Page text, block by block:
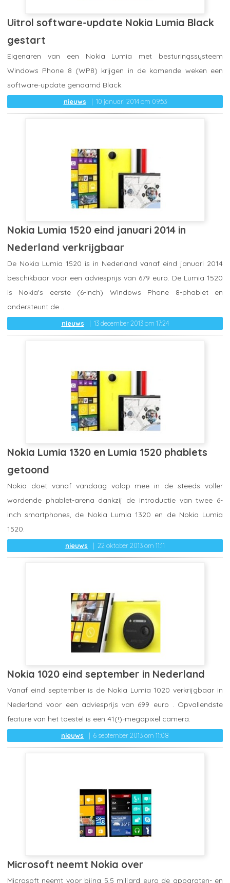
Uitrol software-update Nokia Lumia Black
gestart
nieuws 10 januari 2014 om 09:53
Eigenaren van een Nokia Lumia met besturingssysteem
Windows Phone 8 (WP8) krijgen in de komende weken een
software-update genaamd Black.
Nokia Lumia 1520 eind januari 2014 in
Nederland verkrijgbaar
nieuws 13 december 2013 om 17:24
De Nokia Lumia 1520 is in Nederland vanaf eind januari 2014
beschikbaar voor een adviesprijs van 679 euro. De Lumia 1520
is Nokia's eerste (6-inch) Windows Phone 8-phablet en
ondersteunt de ...
Nokia Lumia 1320 en Lumia 1520 phablets
getoond
nieuws 22 oktober 2013 om 11:11
Nokia doet vanaf vandaag volop mee in de steeds voller
wordende phablet-arena dankzij de introductie van twee 6-
inch smartphones, de Nokia Lumia 1320 en de Nokia Lumia
1520.
Nokia 1020 eind september in Nederland
nieuws 6 september 2013 om 11:08
Vanaf eind september is de Nokia Lumia 1020 verkrijgbaar in
Nederland voor een adviesprijs van 699 euro . Opvallendste
feature van het toestel is een 41(!)-megapixel camera.
Microsoft neemt Nokia over
Microsoft neemt voor bijna 5,5 miljard euro de apparaten- en